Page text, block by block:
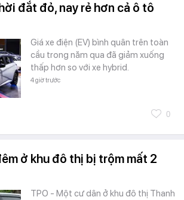
đắt đỏ, nay rẻ hơn cả ô tô
Giá xe điện (EV) bình quân trên toàn
cầu trong năm qua đã giảm xuống
thấp hơn so với xe hybrid.
4 giờ trước
0
ở khu đô thị bị trộm mất 2
TPO - Một cư dân ở khu đô thị Thanh